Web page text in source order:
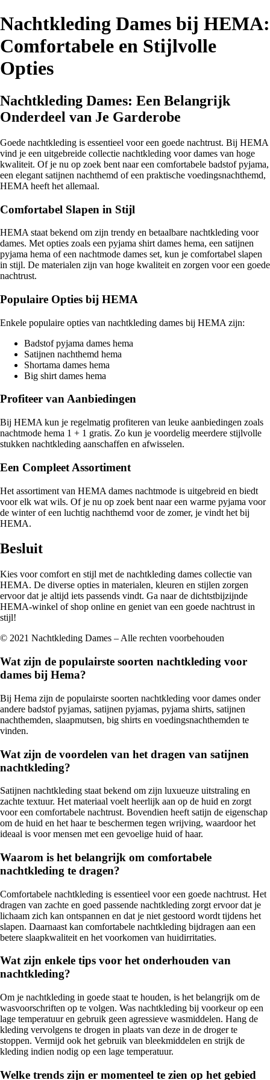
Nachtkleding Dames bij HEMA:
Comfortabele en Stijlvolle
Opties
Nachtkleding Dames: Een Belangrijk
Onderdeel van Je Garderobe
Goede nachtkleding is essentieel voor een goede nachtrust. Bij HEMA
vind je een uitgebreide collectie nachtkleding voor dames van hoge
kwaliteit. Of je nu op zoek bent naar een comfortabele badstof pyjama,
een elegant satijnen nachthemd of een praktische voedingsnachthemd,
HEMA heeft het allemaal.
Comfortabel Slapen in Stijl
HEMA staat bekend om zijn trendy en betaalbare nachtkleding voor
dames. Met opties zoals een pyjama shirt dames hema, een satijnen
pyjama hema of een nachtmode dames set, kun je comfortabel slapen
in stijl. De materialen zijn van hoge kwaliteit en zorgen voor een goede
nachtrust.
Populaire Opties bij HEMA
Enkele populaire opties van nachtkleding dames bij HEMA zijn:
Badstof pyjama dames hema
Satijnen nachthemd hema
Shortama dames hema
Big shirt dames hema
Profiteer van Aanbiedingen
Bij HEMA kun je regelmatig profiteren van leuke aanbiedingen zoals
nachtmode hema 1 + 1 gratis. Zo kun je voordelig meerdere stijlvolle
stukken nachtkleding aanschaffen en afwisselen.
Een Compleet Assortiment
Het assortiment van HEMA dames nachtmode is uitgebreid en biedt
voor elk wat wils. Of je nu op zoek bent naar een warme pyjama voor
de winter of een luchtig nachthemd voor de zomer, je vindt het bij
HEMA.
Besluit
Kies voor comfort en stijl met de nachtkleding dames collectie van
HEMA. De diverse opties in materialen, kleuren en stijlen zorgen
ervoor dat je altijd iets passends vindt. Ga naar de dichtstbijzijnde
HEMA-winkel of shop online en geniet van een goede nachtrust in
stijl!
© 2021 Nachtkleding Dames – Alle rechten voorbehouden
Wat zijn de populairste soorten nachtkleding voor
dames bij Hema?
Bij Hema zijn de populairste soorten nachtkleding voor dames onder
andere badstof pyjamas, satijnen pyjamas, pyjama shirts, satijnen
nachthemden, slaapmutsen, big shirts en voedingsnachthemden te
vinden.
Wat zijn de voordelen van het dragen van satijnen
nachtkleding?
Satijnen nachtkleding staat bekend om zijn luxueuze uitstraling en
zachte textuur. Het materiaal voelt heerlijk aan op de huid en zorgt
voor een comfortabele nachtrust. Bovendien heeft satijn de eigenschap
om de huid en het haar te beschermen tegen wrijving, waardoor het
ideaal is voor mensen met een gevoelige huid of haar.
Waarom is het belangrijk om comfortabele
nachtkleding te dragen?
Comfortabele nachtkleding is essentieel voor een goede nachtrust. Het
dragen van zachte en goed passende nachtkleding zorgt ervoor dat je
lichaam zich kan ontspannen en dat je niet gestoord wordt tijdens het
slapen. Daarnaast kan comfortabele nachtkleding bijdragen aan een
betere slaapkwaliteit en het voorkomen van huidirritaties.
Wat zijn enkele tips voor het onderhouden van
nachtkleding?
Om je nachtkleding in goede staat te houden, is het belangrijk om de
wasvoorschriften op te volgen. Was nachtkleding bij voorkeur op een
lage temperatuur en gebruik geen agressieve wasmiddelen. Hang de
kleding vervolgens te drogen in plaats van deze in de droger te
stoppen. Vermijd ook het gebruik van bleekmiddelen en strijk de
kleding indien nodig op een lage temperatuur.
Welke trends zijn er momenteel te zien op het gebied